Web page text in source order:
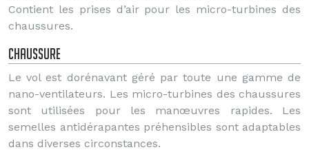
Contient les prises d’air pour les micro-turbines des
chaussures.
Chaussure
Le vol est dorénavant géré par toute une gamme de
nano-ventilateurs. Les micro-turbines des chaussures
sont utilisées pour les manœuvres rapides. Les
semelles antidérapantes préhensibles sont adaptables
dans diverses circonstances.